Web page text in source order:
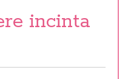
incinta